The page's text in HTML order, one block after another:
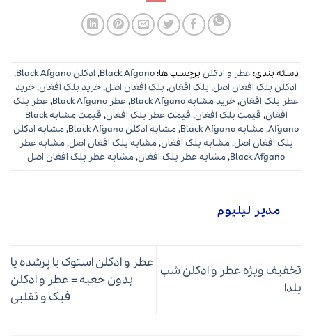
دسته بندی:عطر و ادکلن برچسب ها:Black Afgano
, ادکلن Black Afgano
,
ادکلن بلک افغان اصل, بلک افغان, بلک افغان اصل,خرید بلک افغان,خرید
عطر بلک افغان,خرید مشابه Black Afgano ,عطر Black Afgano ,عطر بلک
افغان, قیمت بلک افغان, قیمت عطر بلک افغان,
قیمت مشابه Black
Afgano
,مشابه Black Afgano ,مشابه ادکلن Black Afgano ,مشابه ادکلن
بلک افغان اصل,مشابه بلک افغان,مشابه بلک افغان اصل,مشابه عطر
Black Afgano
,مشابه عطر بلک افغان,مشابه عطر بلک افغان اصل
مدیر لیلیوم
تخفیف ویژه عطر و ادکلن شب
یلدا
عطر و ادکلن استوک یا پرشده یا
بدون جعبه = عطر و ادکلن
فیک و تقلبی